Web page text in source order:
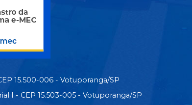
15.500-006 - Votuporanga/SP
I - CEP 15.503-005 - Votuporanga/SP